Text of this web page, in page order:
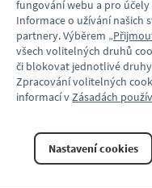
Kód produktu
Barva
Materiál
Model vozu
Motiv (typ vozu)
fungování webu a pro
Informace o užívání našich
partnery. Výběrem „
všech volitelných druhů
či blokovat jednotlivé
Zpracování volitelných
informací vZásadách
Nastavení cookies